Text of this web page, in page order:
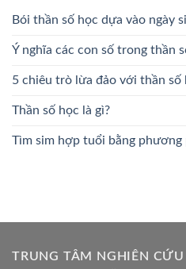
Bói thần số học dựa vào ngày
Ý nghĩa các con số trong thần
5 chiêu trò lừa đảo với thần số
Thần số học là gì?
Tìm sim hợp tuổi bằng phương
TRUNG TÂM NGHIÊN